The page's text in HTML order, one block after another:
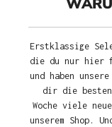
Erstklassige
die du nur hier
und haben
dir die
Woche viele
unserem Shop.